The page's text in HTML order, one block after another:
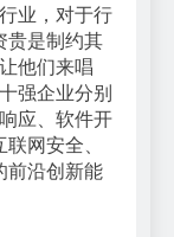
业，对于行
贵是制约其
他们来唱
强企业分别
应、软件开
网安全、
前沿创新能